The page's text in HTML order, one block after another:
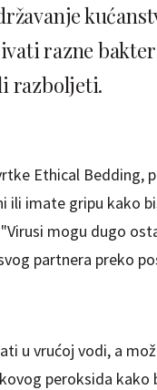
razne
razboljeti.
Ethical Bedding,
ili imate gripu kako
mogu dugo
partnera preko
u vrućoj vodi, a
peroksida